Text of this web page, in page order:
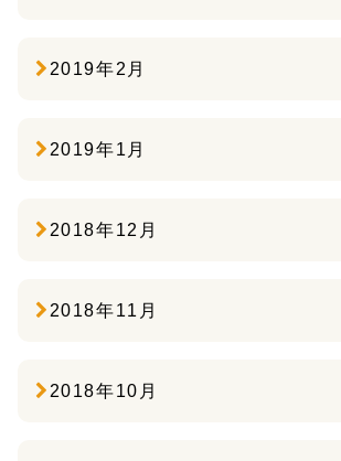
2019年2月
2019年1月
2018年12月
2018年11月
2018年10月